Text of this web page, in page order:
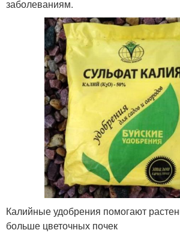
заболеваниям.
Калийные удобрения помогают
больше цветочных почек